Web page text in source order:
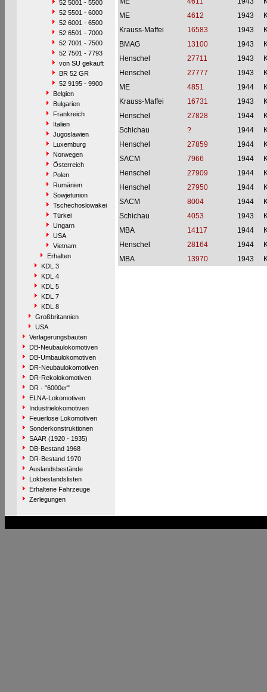
52 5001 - 5500
52 5501 - 6000
52 6001 - 6500
52 6501 - 7000
52 7001 - 7500
52 7501 - 7793
von SU gekauft
BR 52 GR
52 9195 - 9900
Belgien
Bulgarien
Frankreich
Italien
Jugoslawien
Luxemburg
Norwegen
Österreich
Polen
Rumänien
Sowjetunion
Tschechoslowakei
Türkei
Ungarn
USA
Vietnam
Erhalten
KDL 3
KDL 4
KDL 5
KDL 7
KDL 8
Großbritannien
USA
Verlagerungsbauten
DB-Neubaulokomotiven
DB-Umbaulokomotiven
DR-Neubaulokomotiven
DR-Rekolokomotiven
DR - "6000er"
ELNA-Lokomotiven
Industrielokomotiven
Feuerlose Lokomotiven
Sonderkonstruktionen
SAAR (1920 - 1935)
DB-Bestand 1968
DR-Bestand 1970
Auslandsbestände
Lokbestandslisten
Erhaltene Fahrzeuge
Zerlegungen
ME
4612 1943
Krauss-Maffei
16583 1943
BMAG
13100 1943
Henschel
27711 1943
Henschel
27777 1943
ME
4851 1944
Krauss-Maffei
16731 1943
Henschel
27828 1944
Schichau
? 1944
Henschel
27859 1944
SACM
7966 1944
Henschel
27909 1944
Henschel
27950 1944
SACM
8004 1944
Schichau
4053 1943
MBA
14117 1944
Henschel
28164 1944
MBA
13970 1943